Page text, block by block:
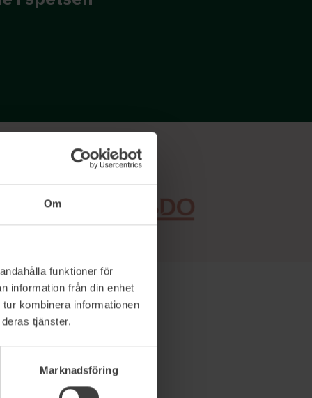
Om
funktioner för
information från din enhet
kombinera informationen
tjänster.
Marknadsföring
året
vi